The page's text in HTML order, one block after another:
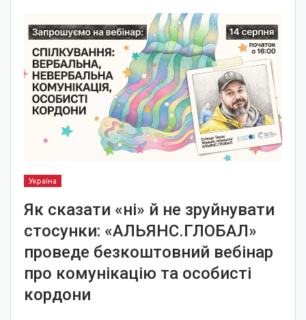
Україна
Як сказати «ні» й не зруйнувати
стосунки: «АЛЬЯНС.ГЛОБАЛ»
проведе безкоштовний вебінар
про комунікацію та особисті
кордони